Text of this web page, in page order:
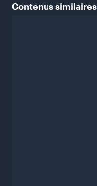
Contenussimilaires